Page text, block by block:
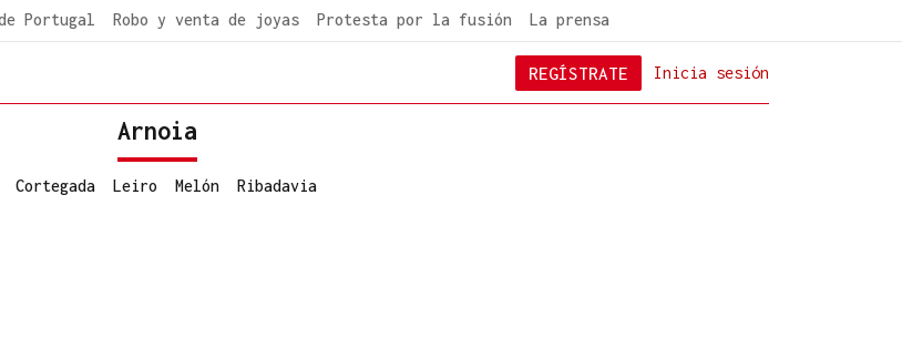
Portugal Robo y venta de joyas Protesta por la fusión La prensa
Inicia sesión
REGÍSTRATE
Arnoia
Cortegada Leiro Melón Ribadavia